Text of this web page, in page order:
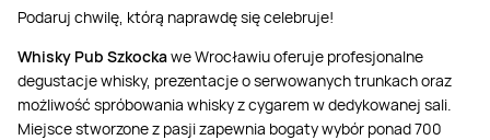
Podaruj chwilę, którą naprawdę się celebruje!
Whisky Pub Szkockawe Wrocławiu oferuje profesjonalne
degustacje whisky, prezentacje o serwowanych trunkach oraz
możliwość spróbowania whisky z cygarem w dedykowanej sali.
Miejsce stworzone z pasji zapewnia bogaty wybór ponad 700